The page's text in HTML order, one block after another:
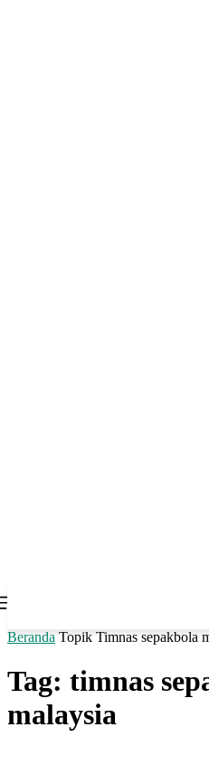
Beranda Topik Timnas sepakbola
Tag: timnas
malaysia